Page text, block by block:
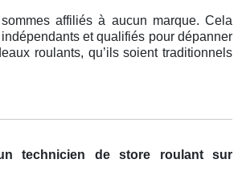
affiliés à aucun marque. Cela
indépendants et qualifiés pour dépanner
roulants, qu’ils soient traditionnels
technicien de store roulant
sur